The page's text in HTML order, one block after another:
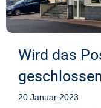
Wird das
20 Januar 2023